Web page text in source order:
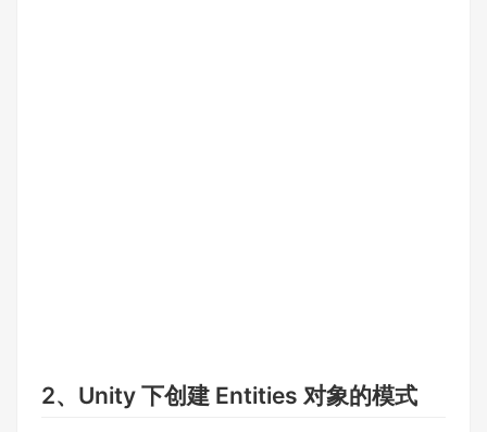
2、Unity 下创建 Entities 对象的模式